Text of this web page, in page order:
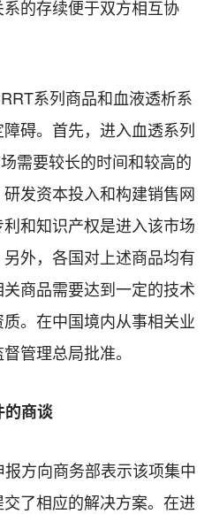
的存续便于双方相互协
系列商品和血液透析系
碍。首先，进入血透系列
需要较长的时间和较高的
发资本投入和构建销售网
和知识产权是进入该市场
外，各国对上述商品均有
商品需要达到一定的技术
。在中国境内从事相关业
管理总局批准。
的商谈
方向商务部表示该项集中
了相应的解决方案。在进